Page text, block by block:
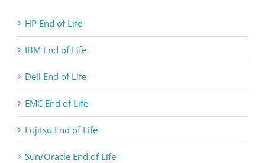
HP End of Life
IBM End of Life
Dell End of Life
EMC End of Life
Fujitsu End of Life
Sun/Oracle End of Life